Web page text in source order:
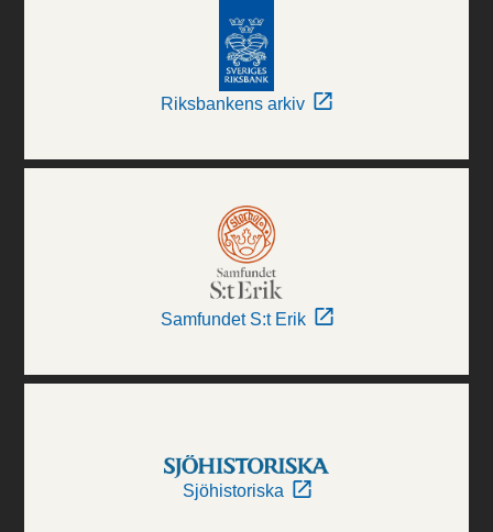
Riksbankens arkiv
Samfundet S:t Erik
Sjöhistoriska